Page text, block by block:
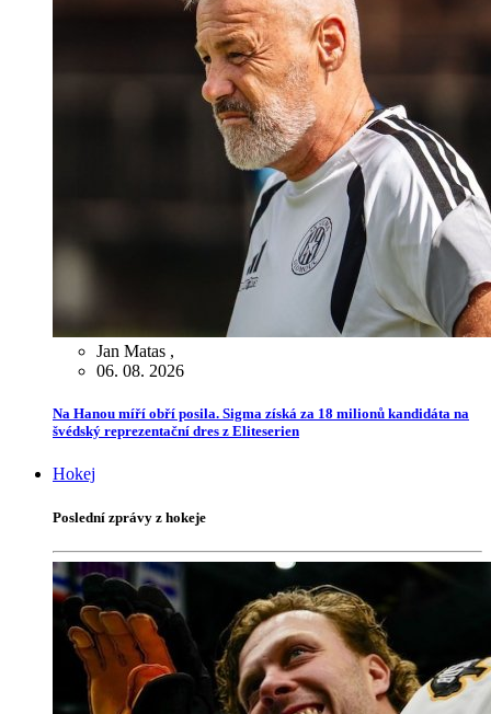
Jan Matas ,
06. 08. 2026
Na Hanou míří obří posila. Sigma získá za 18 milionů kandidáta na
švédský reprezentační dres z Eliteserien
Hokej
Poslední zprávy z hokeje